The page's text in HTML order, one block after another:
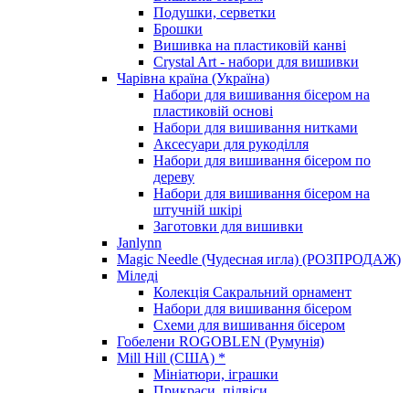
Подушки, серветки
Брошки
Вишивка на пластиковій канві
Crystal Art - набори для вишивки
Чарівна країна (Україна)
Набори для вишивання бісером на
пластиковій основі
Набори для вишивання нитками
Аксесуари для рукоділля
Набори для вишивання бісером по
дереву
Набори для вишивання бісером на
штучній шкірі
Заготовки для вишивки
Janlynn
Magic Needle (Чудесная игла) (РОЗПРОДАЖ)
Міледі
Колекція Сакральний орнамент
Набори для вишивання бісером
Схеми для вишивання бісером
Гобелени ROGOBLEN (Румунія)
Mill Hill (США) *
Мініатюри, іграшки